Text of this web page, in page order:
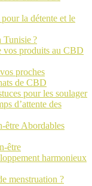
la détente et le
Tunisie ?
vos produits au CBD
proches
de CBD
pour les soulager
d’attente des
être Abordables
être
harmonieux
menstruation ?